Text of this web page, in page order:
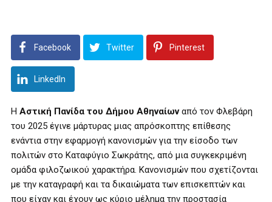
Facebook Twitter Pinterest
LinkedIn
Η Αστική Πανίδα του Δήμου Αθηναίωναπό τον Φλεβάρη
του 2025 έγινε μάρτυρας μιας απρόσκοπτης επίθεσης
ενάντια στην εφαρμογή κανονισμών για την είσοδο των
πολιτών στο Καταφύγιο Σωκράτης, από μια συγκεκριμένη
ομάδα φιλοζωικού χαρακτήρα. Κανονισμών που σχετίζονται
με την καταγραφή και τα δικαιώματα των επισκεπτών και
που είχαν και έχουν ως κύριο μέλημα την προστασία